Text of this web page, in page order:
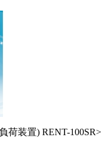
荷装置) RENT-100SR>